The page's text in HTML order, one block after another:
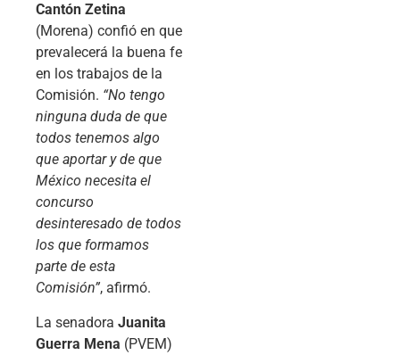
Cantón Zetina
(Morena) confió en que
prevalecerá la buena fe
en los trabajos de la
Comisión. “No tengo
ninguna duda de que
todos tenemos algo
que aportar y de que
México necesita el
concurso
desinteresado de todos
los que formamos
parte de esta
Comisión”, afirmó.
La senadora Juanita
Guerra Mena (PVEM)